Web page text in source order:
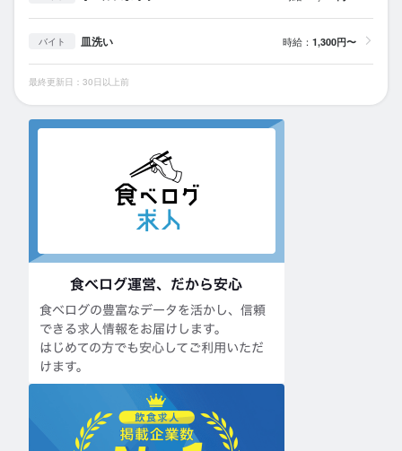
バイト 皿洗い 時給： 1,300円〜
最終更新日：30日以上前